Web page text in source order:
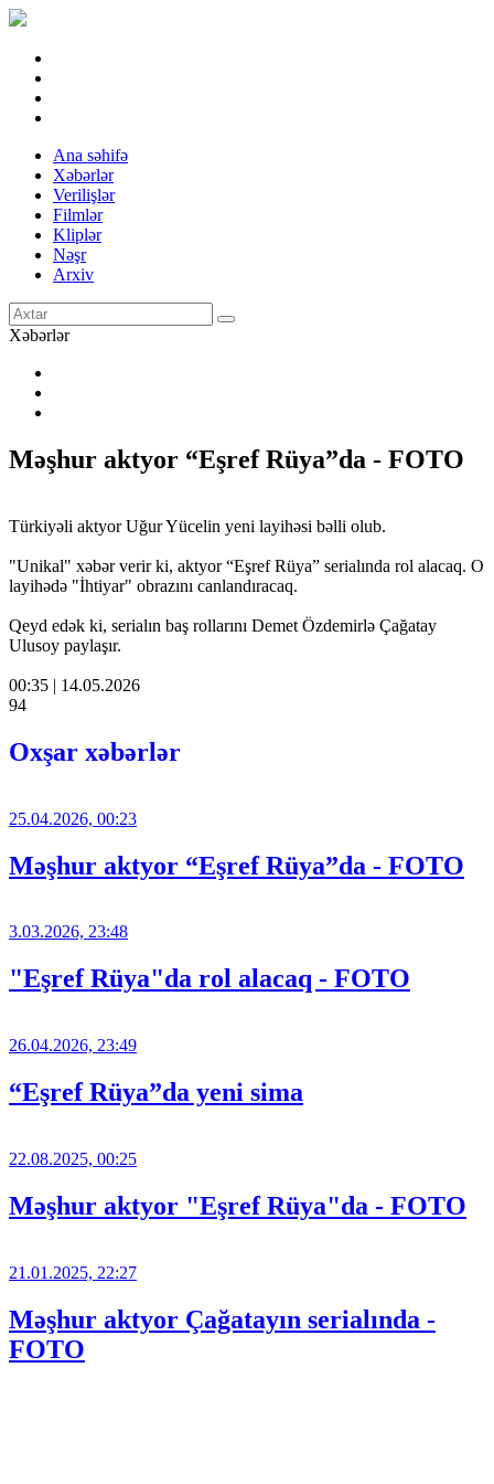
Ana səhifə
Xəbərlər
Verilişlər
Filmlər
Kliplər
Nəşr
Arxiv
Xəbərlər
Məşhur aktyor “Eşref Rüya”da - FOTO
Türkiyəli aktyor Uğur Yücelin yeni layihəsi bəlli olub.
"Unikal" xəbər verir ki, aktyor “Eşref Rüya” serialında rol alacaq. O
layihədə "İhtiyar" obrazını canlandıracaq.
Qeyd edək ki, serialın baş rollarını Demet Özdemirlə Çağatay
Ulusoy paylaşır.
00:35 | 14.05.2026
94
Oxşar xəbərlər
25.04.2026, 00:23
Məşhur aktyor “Eşref Rüya”da - FOTO
3.03.2026, 23:48
"Eşref Rüya"da rol alacaq - FOTO
26.04.2026, 23:49
“Eşref Rüya”da yeni sima
22.08.2025, 00:25
Məşhur aktyor "Eşref Rüya"da - FOTO
21.01.2025, 22:27
Məşhur aktyor Çağatayın serialında -
FOTO